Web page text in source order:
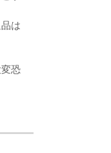
は
恐